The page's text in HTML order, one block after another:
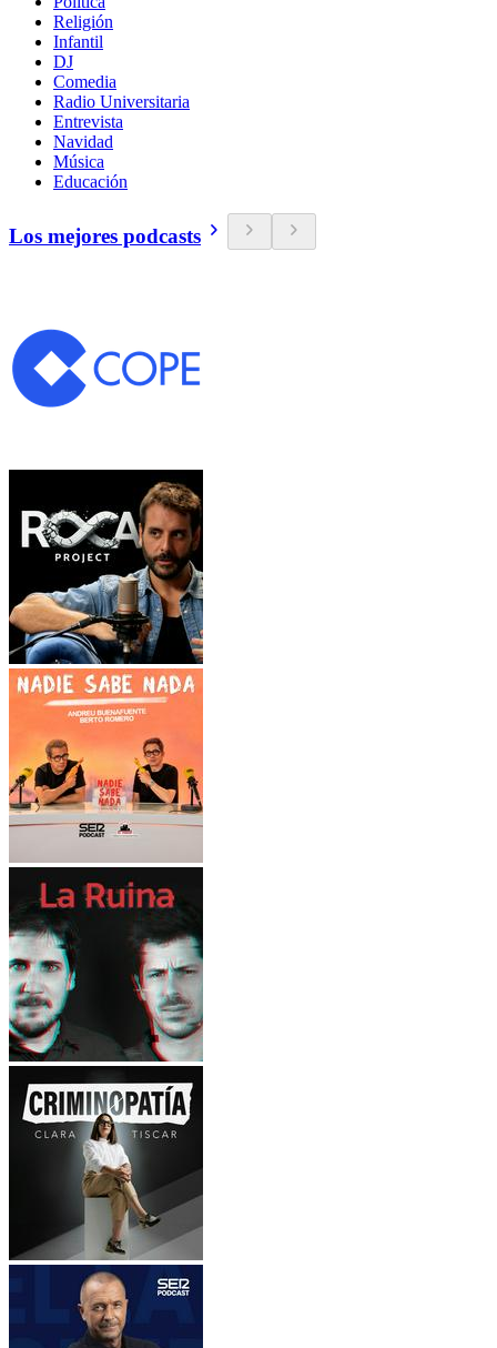
Religión
Infantil
DJ
Comedia
Radio Universitaria
Entrevista
Navidad
Música
Educación
Los mejores podcasts